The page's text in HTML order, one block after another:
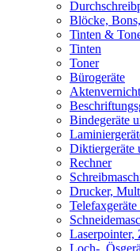
Blöcke,
Tinten &
Tinten
Toner
Bürogeräte
Bindegeräte
Diktiergeräte
Rechner
Drucker,
Laserpointer,